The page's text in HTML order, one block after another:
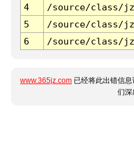
4
/source/class/
5
/source/class/
6
/source/class/
www.365jz.com 已经将此出错信
们深